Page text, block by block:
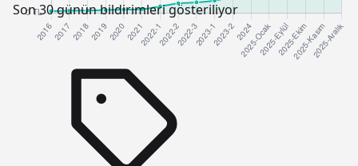
Son 30 günün bildirimleri gösteriliyor